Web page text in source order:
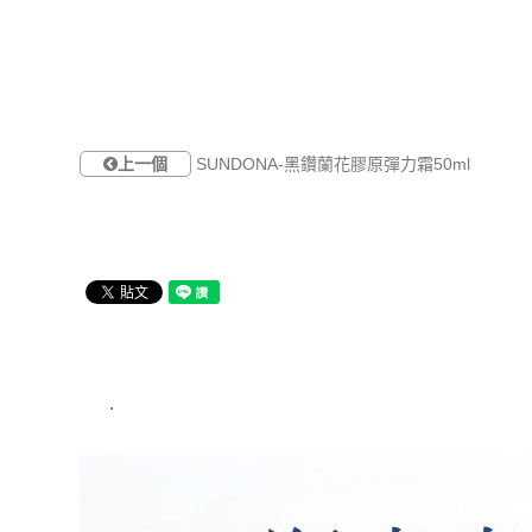
上一個 SUNDONA-黑鑽蘭花膠原彈力霜50ml
.